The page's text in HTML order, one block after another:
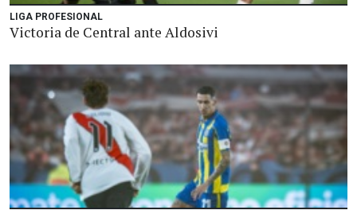
LIGA PROFESIONAL
Victoria de Central ante Aldosivi